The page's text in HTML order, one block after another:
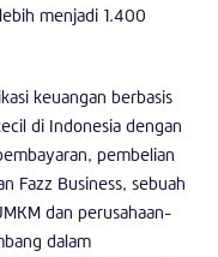
menjadi 1.400
keuangan berbasis
di Indonesia dengan
pembelian
Fazz Business, sebuah
dan perusahaan-
dalam